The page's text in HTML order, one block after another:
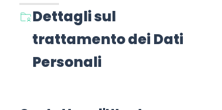
Dettagli sul
trattamento dei Dati
Personali